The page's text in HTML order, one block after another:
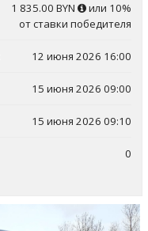
1 835.00 BYN
или 10%
от ставки победителя
12 июня 2026 16:00
15 июня 2026 09:00
15 июня 2026 09:10
0